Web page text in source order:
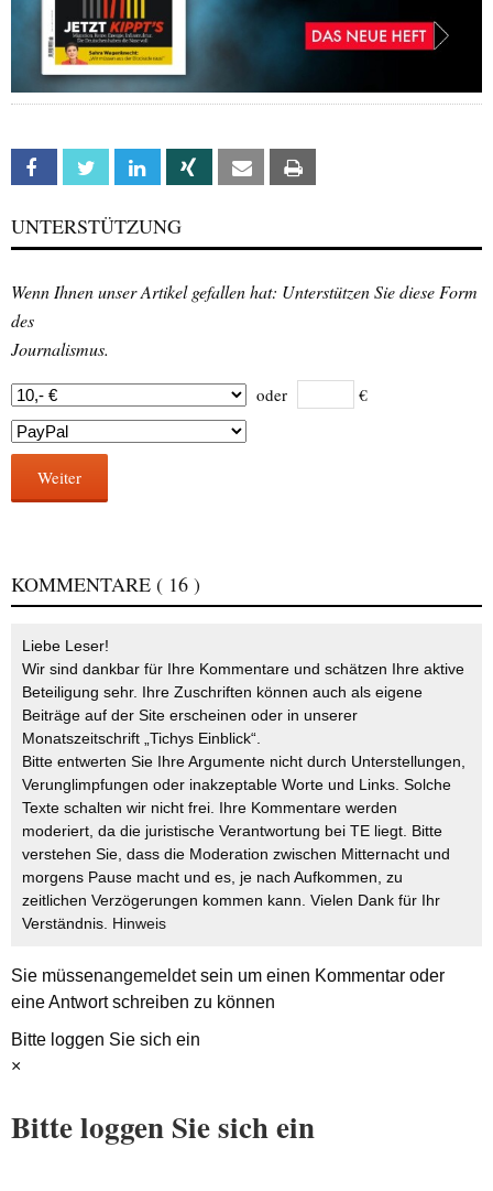
Facebook Twitter Linkedin Xing Email
UNTERSTÜTZUNG
Wenn Ihnen unser Artikel gefallen hat: Unterstützen Sie diese Form
des
Journalismus.
oder €
Weiter
KOMMENTARE ( 16 )
Liebe Leser!
Wir sind dankbar für Ihre Kommentare und schätzen Ihre aktive
Beteiligung sehr. Ihre Zuschriften können auch als eigene
Beiträge auf der Site erscheinen oder in unserer
Monatszeitschrift „Tichys Einblick“.
Bitte entwerten Sie Ihre Argumente nicht durch Unterstellungen,
Verunglimpfungen oder inakzeptable Worte und Links. Solche
Texte schalten wir nicht frei. Ihre Kommentare werden
moderiert, da die juristische Verantwortung bei TE liegt. Bitte
verstehen Sie, dass die Moderation zwischen Mitternacht und
morgens Pause macht und es, je nach Aufkommen, zu
zeitlichen Verzögerungen kommen kann. Vielen Dank für Ihr
Verständnis. Hinweis
Sie müssenangemeldetsein um einen Kommentar oder
eine Antwort schreiben zu können
Bitte loggen Sie sich ein
×
Bitte loggen Sie sich ein